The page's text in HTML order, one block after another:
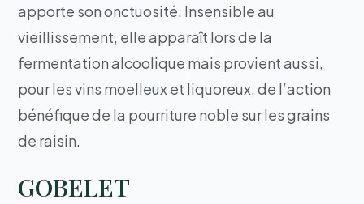
apporte son onctuosité. Insensible au
vieillissement, elle apparaît lors de la
fermentation alcoolique mais provient aussi,
pour les vins moelleux et liquoreux, de l’action
bénéfique de la pourriture noble sur les grains
de raisin.
GOBELET